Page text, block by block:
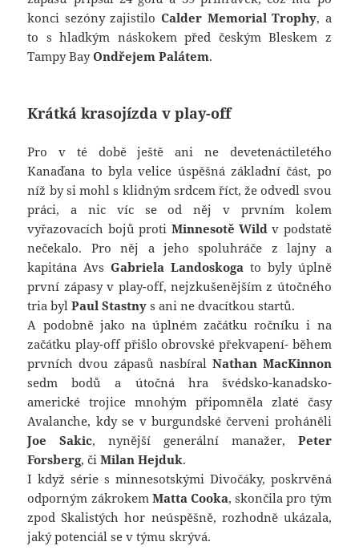
konci sezóny zajistilo Calder Memorial Trophy, a
to s hladkým náskokem před českým Bleskem z
Tampy BayOndřejem Palátem.
Krátká krasojízda v play-off
Pro v té době ještě ani ne devetenáctiletého
Kanaďana to byla velice úspěšná základní část, po
níž by si mohl s klidným srdcem říct, že odvedl svou
práci, a nic víc se od něj v prvním kolem
vyřazovacích bojů proti Minnesotě Wild v podstatě
nečekalo. Pro něj a jeho spoluhráče z lajny a
kapitána Avs Gabriela Landoskoga to byly úplně
první zápasy v play-off, nejzkušenějším z útočného
tria bylPaul Stastny s ani ne dvacítkou startů.
A podobně jako na úplném začátku ročníku i na
začátku play-off přišlo obrovské překvapení- během
prvních dvou zápasů nasbíral Nathan MacKinnon
sedm bodů a útočná hra švédsko-kanadsko-
americké trojice mnohým připomněla zlaté časy
Avalanche, kdy se v burgundské červeni proháněli
Joe Sakic, nynější generální manažer, Peter
Forsberg, čiMilan Hejduk.
I když série s minnesotskými Divočáky, poskrvěná
odporným zákrokem Matta Cooka, skončila pro tým
zpod Skalistých hor neúspěšně, rozhodně ukázala,
jaký potenciál se v týmu skrývá.